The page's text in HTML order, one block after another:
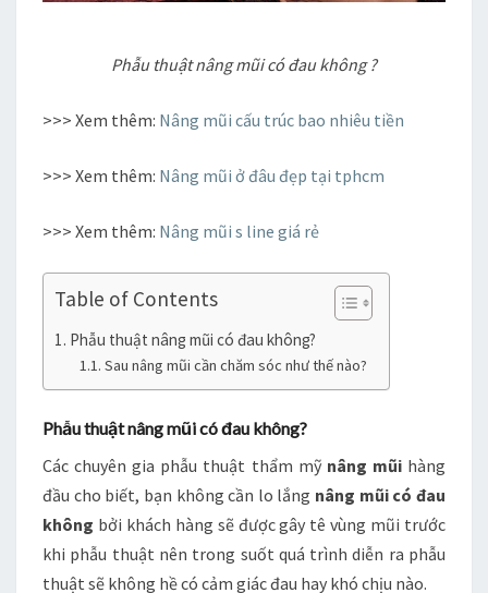
Phẫu thuật nâng mũi có đau không ?
>>> Xem thêm: Nâng mũi cấu trúc bao nhiêu tiền
>>> Xem thêm: Nâng mũi ở đâu đẹp tại tphcm
>>> Xem thêm: Nâng mũi s line giá rẻ
Table of Contents
Phẫu thuật nâng mũi có đau không?
Sau nâng mũi cần chăm sóc như thế nào?
Phẫu thuật nâng mũi có đau không?
Các chuyên gia phẫu thuật thẩm mỹ nâng mũihàng
đầu cho biết, bạn không cần lo lắng nâng mũi có đau
không bởi khách hàng sẽ được gây tê vùng mũi trước
khi phẫu thuật nên trong suốt quá trình diễn ra phẫu
thuật sẽ không hề có cảm giác đau hay khó chịu nào.